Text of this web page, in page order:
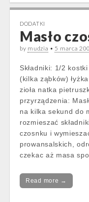
DODATKI
Masło
by mudzia • 5 marca
Składniki: 1/2
(kilka ząbków)
zioła natka
przyrządzenia:
na kilka sekund do
rozmieszać
czosnku i
prowansalskich,
czekac aż masa
Read more →